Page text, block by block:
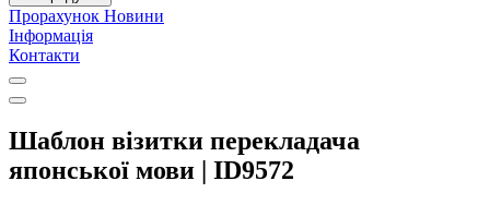
Прорахунок Новини
Інформація
Контакти
Шаблон візитки перекладача
японської мови | ID9572